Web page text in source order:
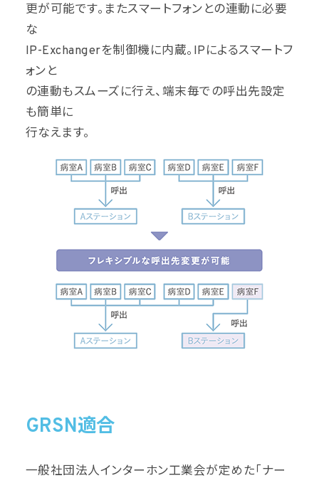
更が可能です。またスマートフォンとの連動に必要
な
IP-Exchangerを制御機に内蔵。IPによるスマートフ
ォンと
の連動もスムーズに行え、端末毎での呼出先設定
も簡単に
行なえます。
GRSN適合
一般社団法人インターホン工業会が定めた「ナー